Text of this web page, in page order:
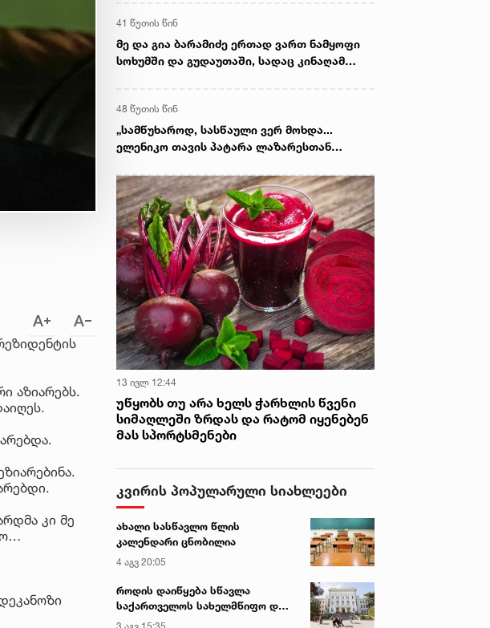
აზიარებს.
კი მე
41 წუთის წინ
მე და გია ბარამიძე ერთად ვართ ნამყოფი
სოხუმში და გუდაუთაში, სადაც კინაღამ
48 წუთის წინ
„სამწუხაროდ, სასწაული ვერ მოხდა...
ელენიკო თავის პატარა ლაზარესთან
დაღუპულ დედა-შვილს გლოვობენ
13 ივლ 12:44
უწყობს თუ არა ხელს ჭარხლის წვენი
სიმაღლეში ზრდას და რატომ იყენებენ
მას სპორტსმენები
კვირის პოპულარული სიახლეები
ახალი სასწავლო წლის
კალენდარი ცნობილია
4 აგვ 20:05
როდის დაიწყება სწავლა
საქართველოს სახელმწიფო და
კერძო უნივერსიტეტებში